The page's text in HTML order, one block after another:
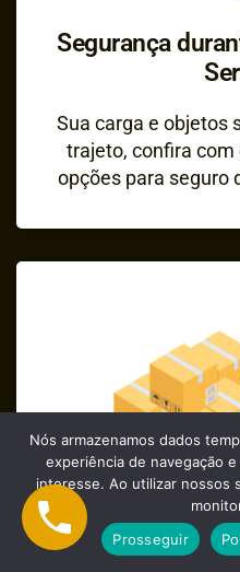
Segurança
Sua carga e objetos
trajeto, confira
opções para seguro
Nós armazenamos dados
experiência de navegação
interesse. Ao utilizar nossos
Prosseguir